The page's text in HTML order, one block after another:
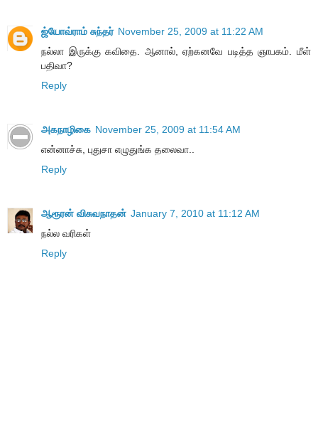
ஜ்யோவ்ராம் சுந்தர் November 25, 2009 at 11:22 AM
நல்லா இருக்கு கவிதை. ஆனால், ஏற்கனவே படித்த ஞாபகம். மீள்
பதிவா?
Reply
அகநாழிகை November 25, 2009 at 11:54 AM
என்னாச்சு, புதுசா எழுதுங்க தலைவா..
Reply
ஆரூரன் விசுவநாதன் January 7, 2010 at 11:12 AM
நல்ல வரிகள்
Reply